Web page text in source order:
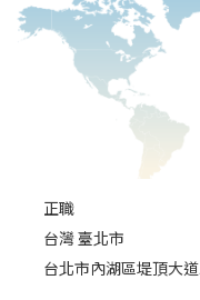
正職
台灣 臺北市
台北市內湖區堤頂大